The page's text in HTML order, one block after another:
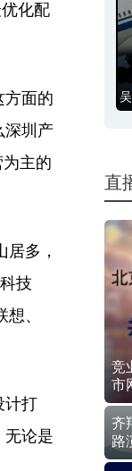
化配
面的
深圳产
主的
多，
技
、
计打
无论是
直
竞
市
齐
路